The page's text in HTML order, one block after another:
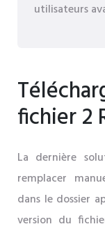
utilisateurs
fichier 2
La dernière
remplacer
dans le dossier
version du